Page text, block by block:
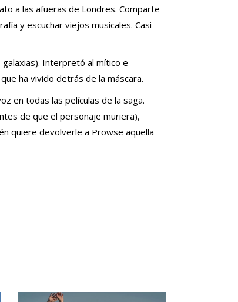
a las afueras de Londres. Comparte
y escuchar viejos musicales. Casi
Interpretó al mítico e
ha vivido detrás de la máscara.
en todas las películas de la saga.
de que el personaje muriera),
quiere devolverle a Prowse aquella